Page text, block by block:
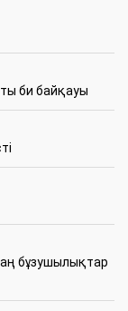
би байқауы
бұзушылықтар